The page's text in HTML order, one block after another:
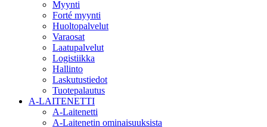
Myynti
Forté myynti
Huoltopalvelut
Varaosat
Laatupalvelut
Logistiikka
Hallinto
Laskutustiedot
Tuotepalautus
A-LAITENETTI
A-Laitenetti
A-Laitenetin ominaisuuksista